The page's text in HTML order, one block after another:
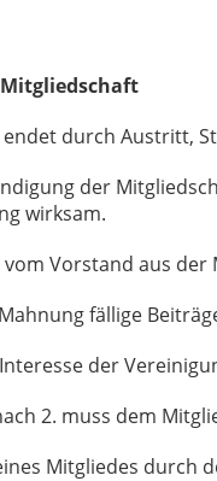
Mitgliedschaft
durch Austritt,
der
wirksam.
vom Vorstand aus
fällige
der
2. muss dem
Mitgliedes durch